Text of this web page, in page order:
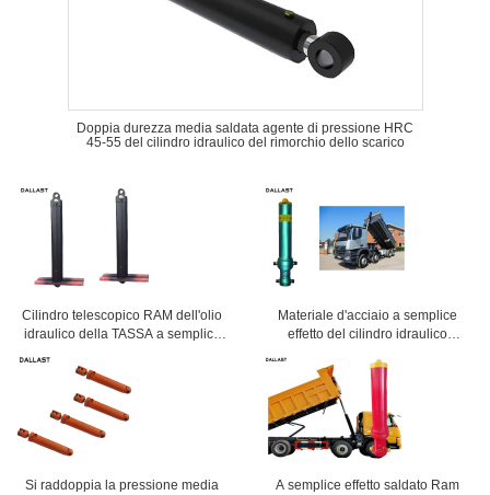
Doppia durezza media saldata agente di pressione HRC
45-55 del cilindro idraulico del rimorchio dello scarico
Cilindro telescopico RAM dell'olio
idraulico della TASSA a semplice
dello scarico
Materiale d'acciaio a semplice
effetto del cilindro idraulico
ribaltabile della biella su misura
Si raddoppia la pressione media
A semplice effetto saldato Ram